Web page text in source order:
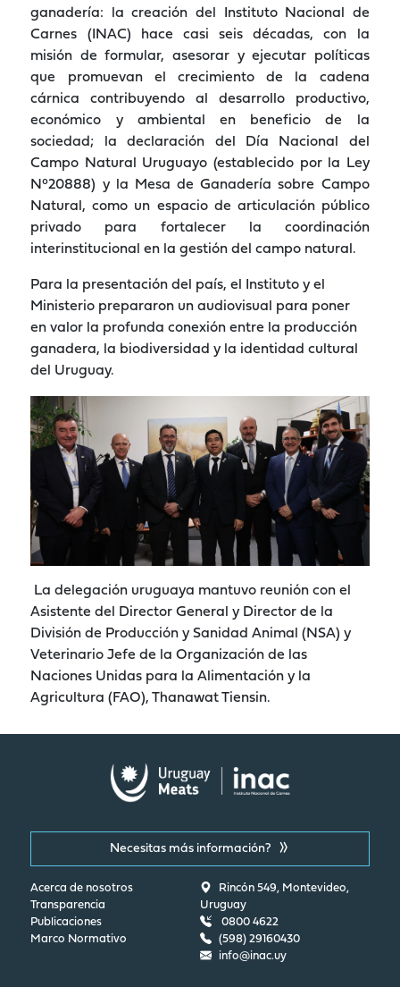
ganadería: la creación del Instituto Nacional de
Carnes (INAC) hace casi seis décadas, con la
misión de formular, asesorar y ejecutar políticas
que promuevan el crecimiento de la cadena
cárnica contribuyendo al desarrollo productivo,
económico y ambiental en beneficio de la
sociedad; la declaración del Día Nacional del
Campo Natural Uruguayo (establecido por la Ley
N°20888) y la Mesa de Ganadería sobre Campo
Natural, como un espacio de articulación público
privado para fortalecer la coordinación
interinstitucional en la gestión del campo natural.
Para la presentación del país, el Instituto y el
Ministerio prepararon un audiovisual para poner
en valor la profunda conexión entre la producción
ganadera, la biodiversidad y la identidad cultural
del Uruguay.
La delegación uruguaya mantuvo reunión con el
Asistente del Director General y Director de la
División de Producción y Sanidad Animal (NSA) y
Veterinario Jefe de la Organización de las
Naciones Unidas para la Alimentación y la
Agricultura (FAO), Thanawat Tiensin.
Necesitas más información?
Acerca de nosotros
Transparencia
Publicaciones
Marco Normativo
Rincón 549, Montevideo,
Uruguay
0800 4622
(598) 29160430
info@inac.uy